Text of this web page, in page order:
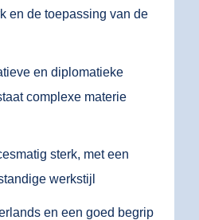
en de toepassing van de
en diplomatieke
complexe materie
sterk, met een
werkstijl
en een goed begrip